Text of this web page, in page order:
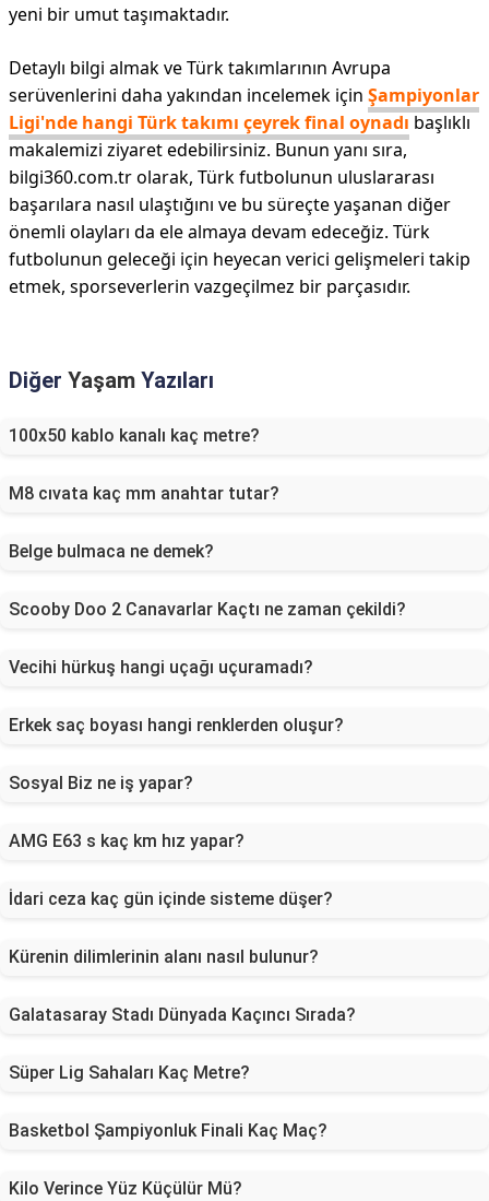
yeni bir umut taşımaktadır.
Detaylı bilgi almak ve Türk takımlarının Avrupa
serüvenlerini daha yakından incelemek için Şampiyonlar
Ligi'nde hangi Türk takımı çeyrek final oynadı başlıklı
makalemizi ziyaret edebilirsiniz. Bunun yanı sıra,
bilgi360.com.tr olarak, Türk futbolunun uluslararası
başarılara nasıl ulaştığını ve bu süreçte yaşanan diğer
önemli olayları da ele almaya devam edeceğiz. Türk
futbolunun geleceği için heyecan verici gelişmeleri takip
etmek, sporseverlerin vazgeçilmez bir parçasıdır.
Diğer Yaşam Yazıları
100x50 kablo kanalı kaç metre?
M8 cıvata kaç mm anahtar tutar?
Belge bulmaca ne demek?
Scooby Doo 2 Canavarlar Kaçtı ne zaman çekildi?
Vecihi hürkuş hangi uçağı uçuramadı?
Erkek saç boyası hangi renklerden oluşur?
Sosyal Biz ne iş yapar?
AMG E63 s kaç km hız yapar?
İdari ceza kaç gün içinde sisteme düşer?
Kürenin dilimlerinin alanı nasıl bulunur?
Galatasaray Stadı Dünyada Kaçıncı Sırada?
Süper Lig Sahaları Kaç Metre?
Basketbol Şampiyonluk Finali Kaç Maç?
Kilo Verince Yüz Küçülür Mü?